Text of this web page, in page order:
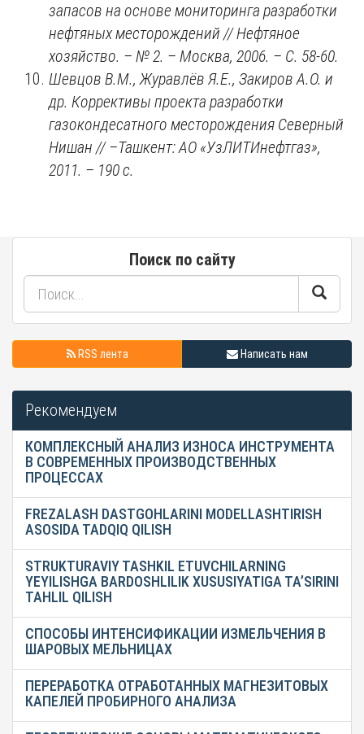
запасов на основе мониторинга разработки
нефтяных месторождений // Нефтяное
хозяйство. – № 2. – Москва, 2006. – С. 58-60.
Шевцов В.М., Журавлёв Я.Е., Закиров А.О. и
др. Коррективы проекта разработки
газокондесатного месторождения Северный
Нишан // –Ташкент: АО «УзЛИТИнефтгаз»,
2011. – 190 с.
Поиск по сайту
RSS лента Написать нам
Рекомендуем
КОМПЛЕКСНЫЙ АНАЛИЗ ИЗНОСА ИНСТРУМЕНТА
В СОВРЕМЕННЫХ ПРОИЗВОДСТВЕННЫХ
ПРОЦЕССАХ
FREZALASH DASTGOHLARINI MODELLASHTIRISH
ASOSIDA TADQIQ QILISH
STRUKTURAVIY TASHKIL ETUVCHILARNING
YEYILISHGA BARDOSHLILIK XUSUSIYATIGA TA’SIRINI
TAHLIL QILISH
СПОСОБЫ ИНТЕНСИФИКАЦИИ ИЗМЕЛЬЧЕНИЯ В
ШАРОВЫХ МЕЛЬНИЦАХ
ПЕРЕРАБОТКА ОТРАБОТАННЫХ МАГНЕЗИТОВЫХ
КАПЕЛЕЙ ПРОБИРНОГО АНАЛИЗА